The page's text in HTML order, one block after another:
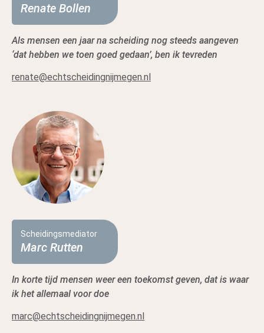
Renate Bollen
Als mensen een jaar na scheiding nog steeds aangeven
‘dat hebben we toen goed gedaan’, ben ik tevreden
renate@echtscheidingnijmegen.nl
Scheidingsmediator
Marc Rutten
In korte tijd mensen weer een toekomst geven, dat is waar
ik het allemaal voor doe
marc@echtscheidingnijmegen.nl